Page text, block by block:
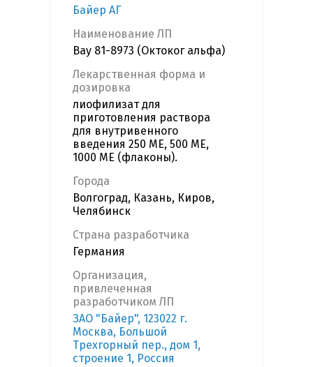
Байер АГ
Наименование ЛП
Bay 81-8973 (Октоког альфа)
Лекарственная форма и
дозировка
лиофилизат для
приготовления раствора
для внутривенного
введения 250 МЕ, 500 МЕ,
1000 МЕ (флаконы).
Города
Волгоград, Казань, Киров,
Челябинск
Страна разработчика
Германия
Организация,
привлеченная
разработчиком ЛП
ЗАО "Байер", 123022 г.
Москва, Большой
Трехгорный пер., дом 1,
строение 1, Россия